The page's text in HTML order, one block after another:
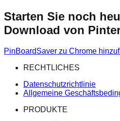
Starten Sie noch
Download von
PinBoardSaver zu Chrome
RECHTLICHES
Datenschutzrichtlinie
Allgemeine
PRODUKTE